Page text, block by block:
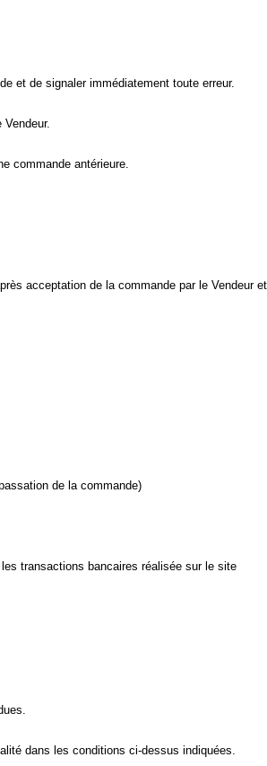
et de signaler immédiatement toute erreur.
commande antérieure.
acceptation de la commande par le Vendeur
de la commande)
transactions bancaires réalisée sur le site
dans les conditions ci-dessus indiquées.